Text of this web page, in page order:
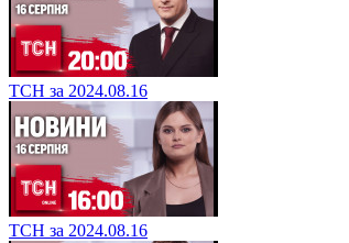
ТСН за 2024.08.16
ТСН за 2024.08.16